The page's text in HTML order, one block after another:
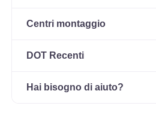
Centri montaggio
DOT Recenti
Hai bisogno di aiuto?